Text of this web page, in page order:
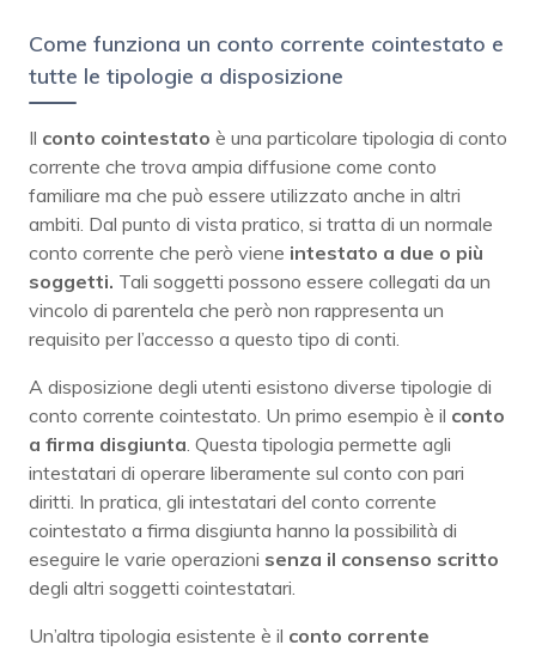
Come funziona un conto corrente cointestato e
tutte le tipologie a disposizione
Il conto cointestato è una particolare tipologia di conto
corrente che trova ampia diffusione come conto
familiare ma che può essere utilizzato anche in altri
ambiti. Dal punto di vista pratico, si tratta di un normale
conto corrente che però viene intestato a due o più
soggetti. Tali soggetti possono essere collegati da un
vincolo di parentela che però non rappresenta un
requisito per l’accesso a questo tipo di conti.
A disposizione degli utenti esistono diverse tipologie di
conto corrente cointestato. Un primo esempio è il conto
a firma disgiunta. Questa tipologia permette agli
intestatari di operare liberamente sul conto con pari
diritti. In pratica, gli intestatari del conto corrente
cointestato a firma disgiunta hanno la possibilità di
eseguire le varie operazioni senza il consenso scritto
degli altri soggetti cointestatari.
Un’altra tipologia esistente è il conto corrente